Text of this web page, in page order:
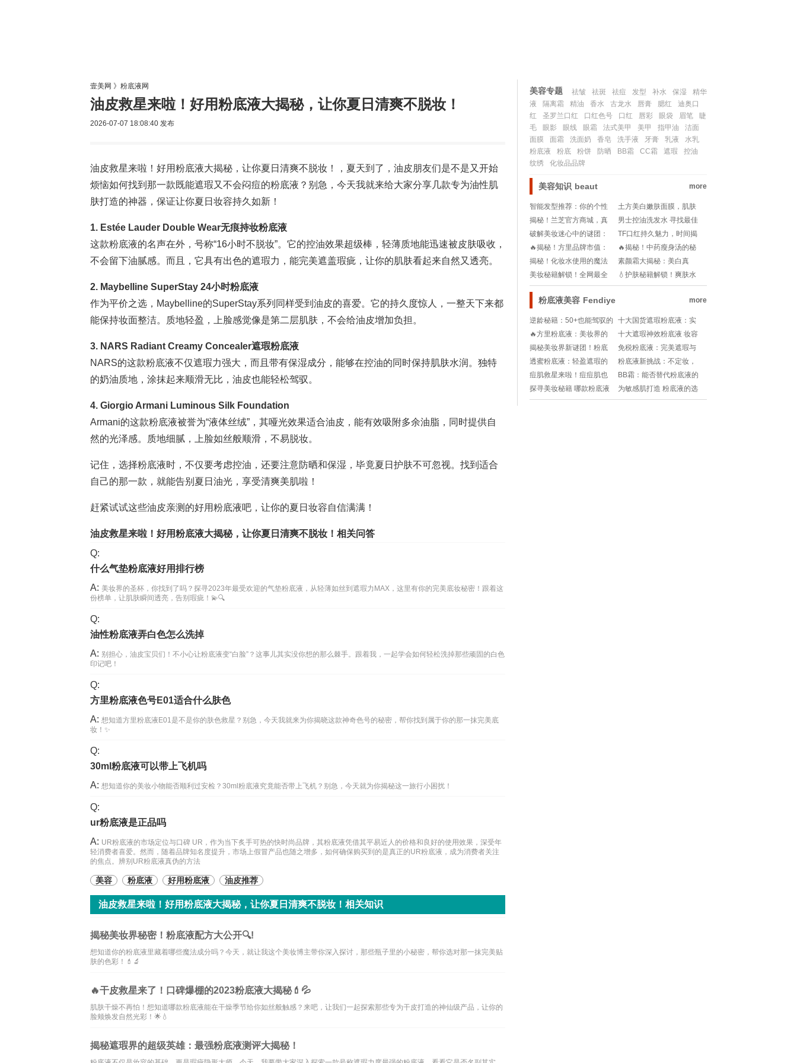
壹美网 》 粉底液网
油皮救星来啦！好用粉底液大揭秘，让你夏日清爽不脱妆！
2026-07-07 18:08:40 发布
油皮救星来啦！好用粉底液大揭秘，让你夏日清爽不脱妆！，夏天到了，油皮朋友们是不是又开始
烦恼如何找到那一款既能遮瑕又不会闷痘的粉底液？别急，今天我就来给大家分享几款专为油性肌
肤打造的神器，保证让你夏日妆容持久如新！
1. Estée Lauder Double Wear无痕持妆粉底液
这款粉底液的名声在外，号称“16小时不脱妆”。它的控油效果超级棒，轻薄质地能迅速被皮肤吸收，
不会留下油腻感。而且，它具有出色的遮瑕力，能完美遮盖瑕疵，让你的肌肤看起来自然又透亮。
2. Maybelline SuperStay 24小时粉底液
作为平价之选，Maybelline的SuperStay系列同样受到油皮的喜爱。它的持久度惊人，一整天下来都
能保持妆面整洁。质地轻盈，上脸感觉像是第二层肌肤，不会给油皮增加负担。
3. NARS Radiant Creamy Concealer遮瑕粉底液
NARS的这款粉底液不仅遮瑕力强大，而且带有保湿成分，能够在控油的同时保持肌肤水润。独特
的奶油质地，涂抹起来顺滑无比，油皮也能轻松驾驭。
4. Giorgio Armani Luminous Silk Foundation
Armani的这款粉底液被誉为“液体丝绒”，其哑光效果适合油皮，能有效吸附多余油脂，同时提供自
然的光泽感。质地细腻，上脸如丝般顺滑，不易脱妆。
记住，选择粉底液时，不仅要考虑控油，还要注意防晒和保湿，毕竟夏日护肤不可忽视。找到适合
自己的那一款，就能告别夏日油光，享受清爽美肌啦！
赶紧试试这些油皮亲测的好用粉底液吧，让你的夏日妆容自信满满！
油皮救星来啦！好用粉底液大揭秘，让你夏日清爽不脱妆！相关问答
Q:
什么气垫粉底液好用排行榜
A: 美妆界的圣杯，你找到了吗？探寻2023年最受欢迎的气垫粉底液，从轻薄如丝到遮瑕力MAX，这里有你的完美底妆秘密！跟着这
份榜单，让肌肤瞬间透亮，告别瑕疵！💫🔍
Q:
油性粉底液弄白色怎么洗掉
A: 别担心，油皮宝贝们！不小心让粉底液变“白脸”？这事儿其实没你想的那么棘手。跟着我，一起学会如何轻松洗掉那些顽固的白色
印记吧！
Q:
方里粉底液色号E01适合什么肤色
A: 想知道方里粉底液E01是不是你的肤色救星？别急，今天我就来为你揭晓这款神奇色号的秘密，帮你找到属于你的那一抹完美底
妆！✨
Q:
30ml粉底液可以带上飞机吗
A: 想知道你的美妆小物能否顺利过安检？30ml粉底液究竟能否带上飞机？别急，今天就为你揭秘这一旅行小困扰！
Q:
ur粉底液是正品吗
A: UR粉底液的市场定位与口碑 UR，作为当下炙手可热的快时尚品牌，其粉底液凭借其平易近人的价格和良好的使用效果，深受年
轻消费者喜爱。然而，随着品牌知名度提升，市场上假冒产品也随之增多，如何确保购买到的是真正的UR粉底液，成为消费者关注
的焦点。辨别UR粉底液真伪的方法
美容 粉底液 好用粉底液 油皮推荐
油皮救星来啦！好用粉底液大揭秘，让你夏日清爽不脱妆！相关知识
揭秘美妆界秘密！粉底液配方大公开🔍!
想知道你的粉底液里藏着哪些魔法成分吗？今天，就让我这个美妆博主带你深入探讨，那些瓶子里的小秘密，帮你选对那一抹完美贴
肤的色彩！💄🔬
🔥干皮救星来了！口碑爆棚的2023粉底液大揭秘💄💦
肌肤干燥不再怕！想知道哪款粉底液能在干燥季节给你如丝般触感？来吧，让我们一起探索那些专为干皮打造的神仙级产品，让你的
脸颊焕发自然光彩！🌟💧
揭秘遮瑕界的超级英雄：最强粉底液测评大揭秘！
美容专题 祛皱 祛斑 祛痘 发型 补水 保湿
精华
液
隔离霜 精油 香水 古龙水 唇膏 腮红
迪奥口
红
圣罗兰口红 口红色号 口红 唇彩 眼袋 眉笔
睫
毛
眼影 眼线 眼霜 法式美甲 美甲 指甲油
洁面
面膜
面霜 洗面奶 香皂 洗手液 牙膏 乳液
水乳
粉底液
粉底 粉饼 防晒 BB霜 CC霜 遮瑕
控油
纹绣
化妆品品牌
美容知识 beaut more
智能发型推荐：你的个性
化美发助手
土方美白嫩肤面膜，肌肤
革命的秘籍！
揭秘！兰芝官方商城，真
假辨识大作战!
男士控油洗发水 寻找最佳
清爽体验
破解美妆迷心中的谜团：
谁才是最佳眉笔王座？!
TF口红持久魅力，时间揭
秘背后的保养秘籍!
🔥揭秘！方里品牌市值：
科技巨头的新里程牌🚀
🔥揭秘！中药瘦身汤的秘
密配方，让你轻松告别赘
肉✨🌿
揭秘！化妆水使用的魔法
教程💧：正确步骤+科学道
理!
素颜霜大揭秘：美白真
相，你get√了吗？
美妆秘籍解锁！全网最全
护肤图鉴，让你美成焦点
💧护肤秘籍解锁！爽肤水
+水乳大作战，你的肌肤保
粉底液美容 Fendiye more
逆龄秘籍：50+也能驾驭的
粉底液神作!
十大国货遮瑕粉底液：实
力与魅力并存
🔥方里粉底液：美妆界的
革新之作，你的完美底妆
秘密武器!
十大遮瑕神效粉底液 妆容
无瑕的秘密武器
揭秘美妆界新谜团！粉底
液VS气垫：妆效大比拼💄
💧
免税粉底液：完美遮瑕与
持久保湿的秘密武器
透蜜粉底液：轻盈遮瑕的
秘密武器
粉底液新挑战：不定妆，
告别“脱妆尴尬”!
痘肌救星来啦！痘痘肌也
能get无瑕底妆秘籍!
BB霜：能否替代粉底液的
秘密揭晓
探寻美妆秘籍 哪款粉底液
堪称遮瑕圣品
为敏感肌打造 粉底液的选
择与呵护之道